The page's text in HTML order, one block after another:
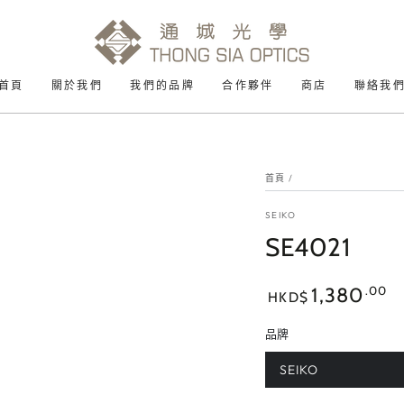
頁 關於我們 我們的品牌 合作夥伴 商店 聯絡我們
首頁 /
SEIKO
SE4021
正
價
HKD$ 1,380.00
品牌
SEIKO